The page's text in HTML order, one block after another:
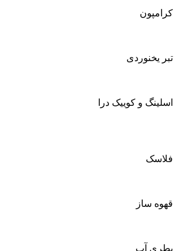
کرامپون
تبر یخنوردی
اسلینگ و کوییک درا
فلاسک
قهوه ساز
بطری آب